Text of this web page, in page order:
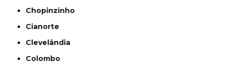
Chopinzinho
Cianorte
Clevelândia
Colombo